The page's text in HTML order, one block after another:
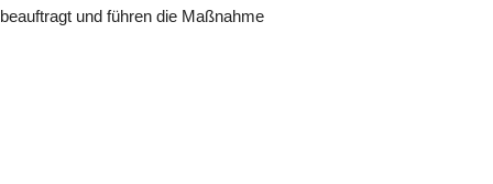
und führen die Maßnahme